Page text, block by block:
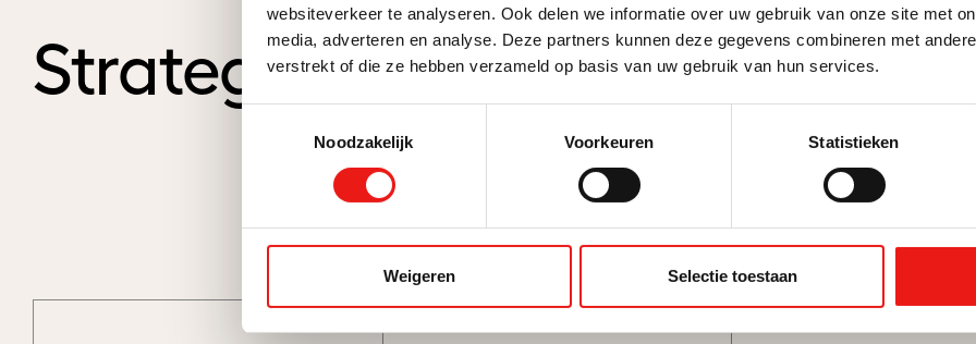
websiteverkeer te analyseren. Ook delen we informatie over uw gebruik van onze site met
media, adverteren en analyse. Deze partners kunnen deze gegevens combineren met
verstrekt of die ze hebben verzameld op basis van uw gebruik van hun services.
Noodzakelijk
Voorkeuren Statistieken
Weigeren Selectie toestaan
Strategie
Digitalisering
Communicatiestrategie
Go-to-
Afspraak maken